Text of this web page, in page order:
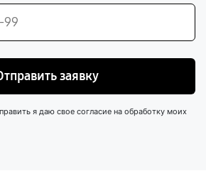
заявку
я даю свое согласие на обработку моих